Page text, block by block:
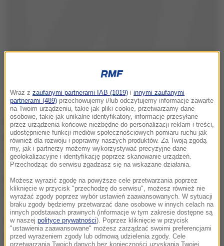
Bazując na 18 singlach z pierwszych miejsc list
przebojów, Mariah wykonała swoje największe hity.
Usłyszeliśmy ponadczasowe "Hero", "Fantasy",
"Always Be My Baby" czy światowy przebój "We
Belong Together" i wiele, wiele innych. Zobaczcie
fragmenty koncertu!
Mariah Carey jest muzyczną ikoną. Jako
piosenkarka/kompozytorka piosenek/producentka,
Wraz z zaufanymi partnerami IAB (1019) i innymi zaufanymi
partnerami (489) przechowujemy i/lub odczytujemy informacje zawarte
na Twoim urządzeniu, takie jak pliki cookie, przetwarzamy dane
osobowe, takie jak unikalne identyfikatory, informacje przesyłane
przez urządzenia końcowe niezbędne do personalizacji reklam i treści,
udostępnienie funkcji mediów społecznościowych pomiaru ruchu jak
również dla rozwoju i poprawny naszych produktów. Za Twoją zgodą
my, jak i partnerzy możemy wykorzystywać precyzyjne dane
geolokalizacyjne i identyfikację poprzez skanowanie urządzeń.
Przechodząc do serwisu zgadzasz się na wskazane działania.
Możesz wyrazić zgodę na powyższe cele przetwarzania poprzez
kliknięcie w przycisk "przechodzę do serwisu", możesz również nie
wyrażać zgody poprzez wybór ustawień zaawansowanych. W sytuacji
braku zgody będziemy przetwarzać dane osobowe w innych celach na
innych podstawach prawnych (informacje w tym zakresie dostępne są
w naszej polityce prywatności). Poprzez kliknięcie w przycisk
"ustawienia zaawansowane" możesz zarządzać swoimi preferencjami
przed wyrażeniem zgody lub odmową udzielenia zgody. Cele
przetwarzania Twoich danych bez konieczności uzyskania Twojej